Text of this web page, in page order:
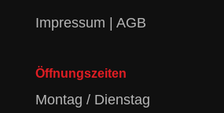
Impressum AGB
Öffnungszeiten
Montag / Dienstag